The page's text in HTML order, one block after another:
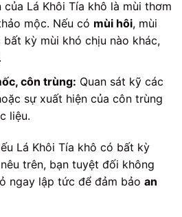
của Lá Khôi Tía khô là mùi thơm
mộc. Nếu có mùi hôi, mùi
bất kỳ mùi khó chịu nào khác,
côn trùng: Quan sát kỹ các
sự xuất hiện của côn trùng
liệu.
Lá Khôi Tía khô có bất kỳ
trên, bạn tuyệt đối không
ngay lập tức để đảm bảo an